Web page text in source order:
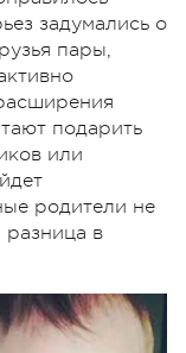
задумались о
пары,
подарить
или
родители не
разница в